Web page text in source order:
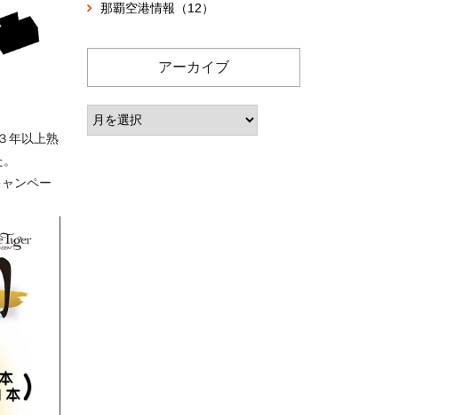
年以上熟
ンペー
那覇空港情報（12）
アーカイブ